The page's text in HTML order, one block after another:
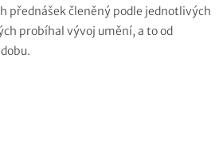
přednášek členěný podle jednotlivých
probíhal vývoj umění, a to od